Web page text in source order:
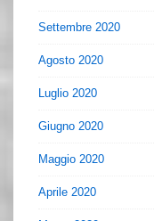
Settembre 2020
Agosto 2020
Luglio 2020
Giugno 2020
Maggio 2020
Aprile 2020